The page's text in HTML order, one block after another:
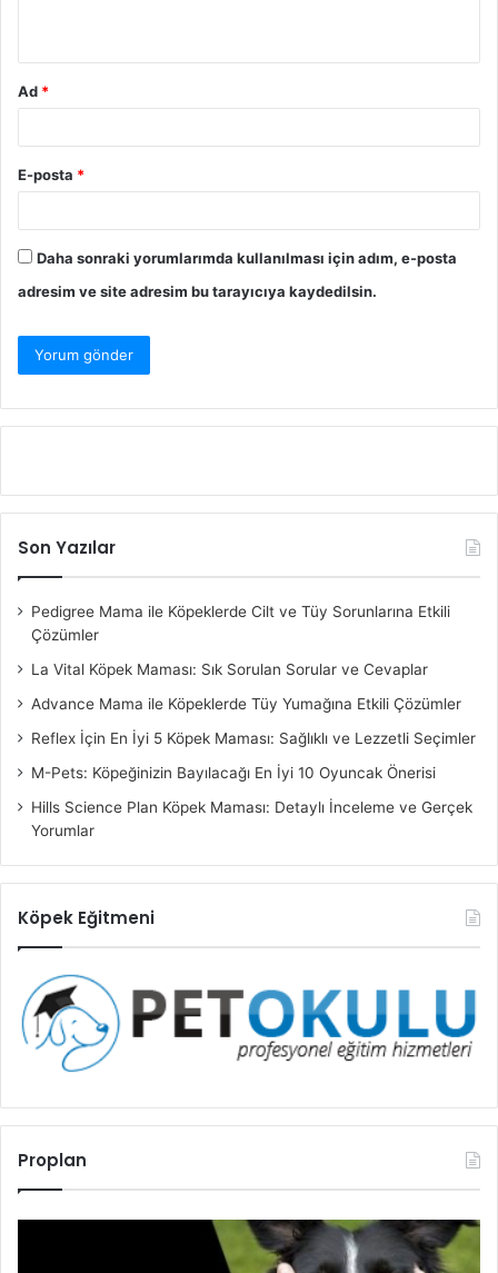
Ad *
E-posta *
Daha sonraki yorumlarımda kullanılması için adım, e-posta
adresim ve site adresim bu tarayıcıya kaydedilsin.
Son Yazılar
Pedigree Mama ile Köpeklerde Cilt ve Tüy Sorunlarına Etkili
Çözümler
La Vital Köpek Maması: Sık Sorulan Sorular ve Cevaplar
Advance Mama ile Köpeklerde Tüy Yumağına Etkili Çözümler
Reflex İçin En İyi 5 Köpek Maması: Sağlıklı ve Lezzetli Seçimler
M-Pets: Köpeğinizin Bayılacağı En İyi 10 Oyuncak Önerisi
Hills Science Plan Köpek Maması: Detaylı İnceleme ve Gerçek
Yorumlar
Köpek Eğitmeni
Proplan